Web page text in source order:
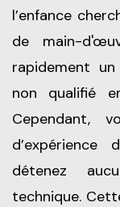
l’enfance
de main-
rapidement
non qualifié
Cependant,
détenez
technique.